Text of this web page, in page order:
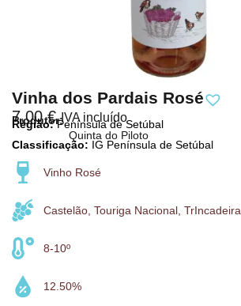
Vinha dos Pardais Rosé
7,00€ IVA incluído
Quinta do Piloto
Produtor:
Região:Península de Setúbal
Classificação: IG Península de Setúbal
Vinho Rosé
Castelão, Touriga Nacional, TrIncadeira
8-10º
12.50%